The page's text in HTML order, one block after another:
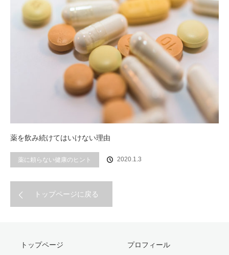
薬を飲み続けてはいけない理由
薬に頼らない健康のヒント 2020.1.3
トップページに戻る
トップページ プロフィール